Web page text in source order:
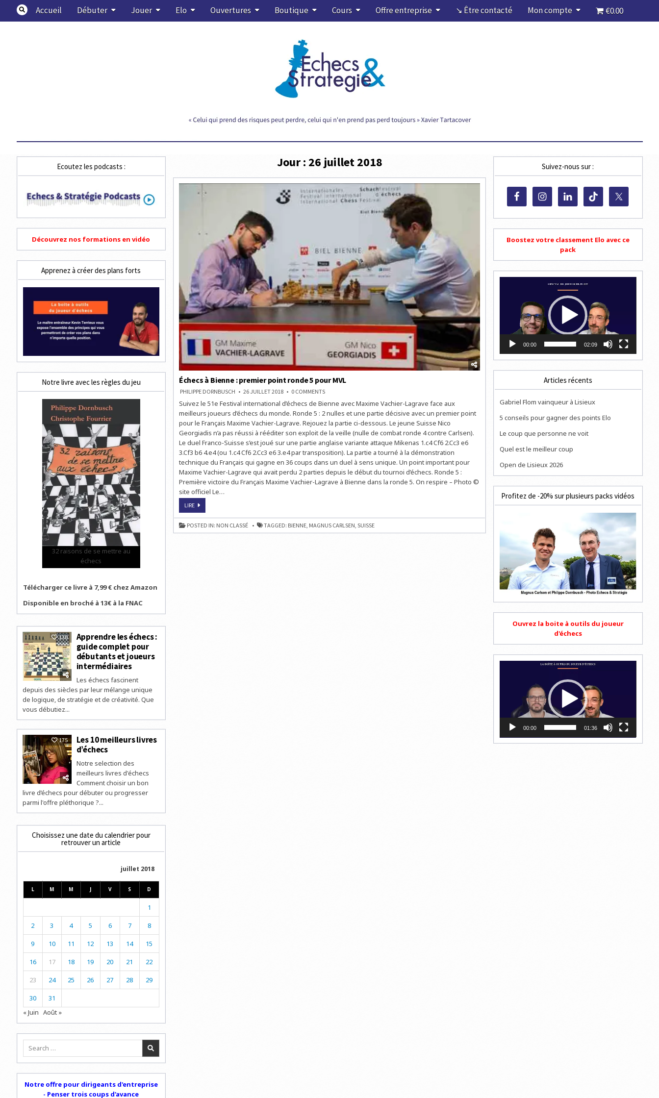
content
Accueil Débuter Jouer Elo Ouvertures Boutique Cours Offre entreprise ↘ Être contacté Mon compte €0.00
Jour : 26 juillet 2018
Échecs à Bienne : premier point ronde 5 pour MVL
PHILIPPE DORNBUSCH 26 JUILLET 2018 0 COMMENTSON
À
:
PREMIER
POINT
RONDE
POUR
MVL
Suivez le 51e Festival international d’échecs de Bienne avec Maxime Vachier-Lagrave face aux
meilleurs joueurs d’échecs du monde. Ronde 5 : 2 nulles et une partie décisive avec un premier point
pour le Français Maxime Vachier-Lagrave. Rejouez la partie ci-dessous. Le jeune Suisse Nico
Georgiadis n’a pas réussi à rééditer son exploit de la veille (nulle de combat ronde 4 contre Carlsen).
Le duel Franco-Suisse s’est joué sur une partie anglaise variante attaque Mikenas 1.c4 Cf6 2.Cc3 e6
3.Cf3 b6 4.e4 (ou 1.c4 Cf6 2.Cc3 e6 3.e4 par transposition). La partie a tourné à la démonstration
technique du Français qui gagne en 36 coups dans un duel à sens unique. Un point important pour
Maxime Vachier-Lagrave qui avait perdu 2 parties depuis le début du tournoi d’échecs. Ronde 5 :
Première victoire du Français Maxime Vachier-Lagrave à Bienne dans la ronde 5. On respire – Photo ©
site officiel Le…
LIREÉCHECS
BIENNE
:
PREMIER
POINT
POSTED IN: NON CLASSÉ TAGGED: BIENNE, MAGNUS CARLSEN, SUISSE
Ecoutez les podcasts :
Découvrez nos formations en vidéo
Apprenez à créer des plans forts
Notre livre avec les règles du jeu
32 raisons de se mettre au
échecs
Télécharger ce livre à 7,99 € chez Amazon
Disponible en broché à 13€ à la FNAC
130
Apprendre les échecs :
guide complet pour
débutants et joueurs
intermédiaires
Les échecs fascinent
depuis des siècles par leur mélange unique
de logique, de stratégie et de créativité. Que
vous débutiez...
175
Les 10 meilleurs livres
d’échecs
Notre selection des
meilleurs livres d'échecs
Comment choisir un bon
livre d’échecs pour débuter ou progresser
parmi l'offre pléthorique ?...
Choisissez une date du calendrier pour
retrouver un article
juillet 2018
L M M J V S D
1
2 3 4 5 6 7 8
9 10 11 12 13 14 15
16 17 18 19 20 21 22
23 24 25 26 27 28 29
30
31
« Juin Août »
Search
Notre offre pour dirigeants d'entreprise
- Penser trois coups d'avance
Suivez-nous sur :
Boostez votre classement Elo avec ce
pack
00:00 02:09
Articles récents
Gabriel Flom vainqueur à Lisieux
5 conseils pour gagner des points Elo
Le coup que personne ne voit
Quel est le meilleur coup
Open de Lisieux 2026
Profitez de -20% sur plusieurs packs vidéos
Ouvrez la boite à outils du joueur
d'échecs
00:00 01:36